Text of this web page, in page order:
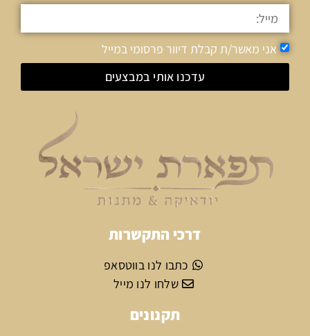
אני מאשר/ת קבלת דיוור פרסומי במייל
עדכנו אותי במבצעים
דרכי התקשרות
כתבו לנו בווטסאפ
שלחו לנו מייל
תקנונים